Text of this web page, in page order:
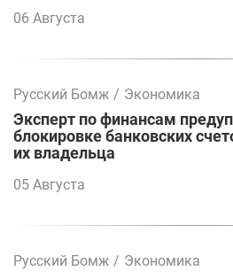
06 Августа
Русский Бомж / Экономика
Эксперт по финансам
блокировке банковских
их владельца
05 Августа
Русский Бомж / Экономика